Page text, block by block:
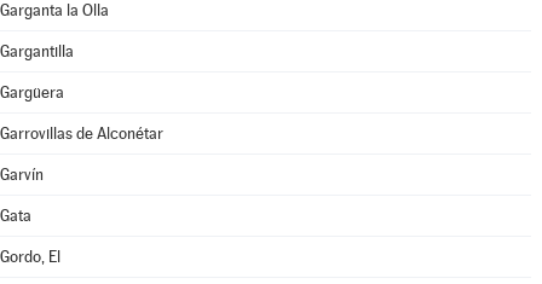
Garganta la Olla
Gargantilla
Gargüera
Garrovillas de Alconétar
Garvín
Gata
Gordo, El